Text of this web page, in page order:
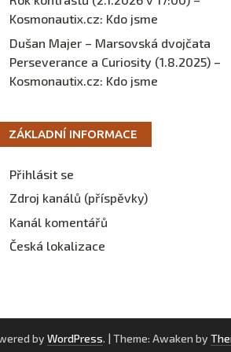
Kosmonautix.cz: Kdo jsme
Dušan Majer – Marsovská dvojčata
Perseverance a Curiosity (1.8.2025) –
Kosmonautix.cz: Kdo jsme
ZÁKLADNÍ INFORMACE
Přihlásit se
Zdroj kanálů (příspěvky)
Kanál komentářů
Česká lokalizace
by WordPress. | Theme: Awaken by